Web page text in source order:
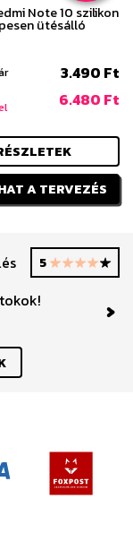
Note 10 szilikon
ütésálló
3.490 Ft
6.480 Ft
A TERVEZÉS
5